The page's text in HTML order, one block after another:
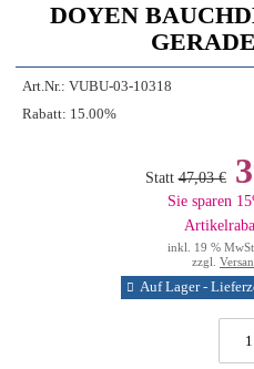
DOYEN
Art.Nr.: VUBU-03-10318
Rabatt: 15.00%
Statt 47,03 €
Sie sparen
inkl. 19 % MwSt.
zzgl.
Auf Lager -